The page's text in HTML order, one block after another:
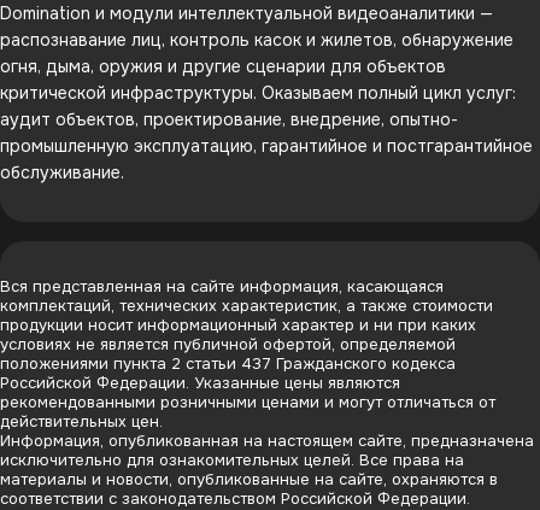
Domination и модули интеллектуальной видеоаналитики —
распознавание лиц, контроль касок и жилетов, обнаружение
огня, дыма, оружия и другие сценарии для объектов
критической инфраструктуры. Оказываем полный цикл услуг:
аудит объектов, проектирование, внедрение, опытно-
промышленную эксплуатацию, гарантийное и постгарантийное
обслуживание.
Вся представленная на сайте информация, касающаяся
комплектаций, технических характеристик, а также стоимости
продукции носит информационный характер и ни при каких
условиях не является публичной офертой, определяемой
положениями пункта 2 статьи 437 Гражданского кодекса
Российской Федерации. Указанные цены являются
рекомендованными розничными ценами и могут отличаться от
действительных цен.
Информация, опубликованная на настоящем сайте, предназначена
исключительно для ознакомительных целей. Все права на
материалы и новости, опубликованные на сайте, охраняются в
соответствии с законодательством Российской Федерации.